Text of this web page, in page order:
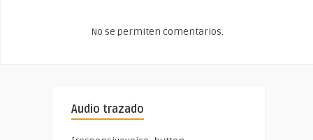
No se permiten comentarios.
Audio trazado